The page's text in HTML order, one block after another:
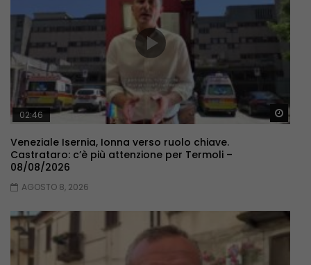
02:46
Veneziale Isernia, Ionna verso ruolo chiave.
Castrataro: c’è più attenzione per Termoli –
08/08/2026
AGOSTO 8, 2026